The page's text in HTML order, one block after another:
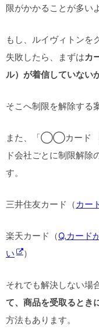
限がかかることが多い
もし、ルイヴィトンを
失敗したら、まずはカ
ル）が着信していない
そこへ制限を解除する
また、「◯◯カード
ド会社ごとに制限解除
す。
三井住友カード（ カー
楽天カード（Q.カード
い
）
それでも解決しない場合
て、商品を受取るとき
方法もあります。